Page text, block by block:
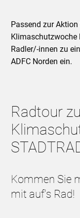
Passend zur
Klimaschutzwoche
Radler/-innen zu
ADFC Norden ein.
Radtour
Kommen Sie
mit auf's Rad!